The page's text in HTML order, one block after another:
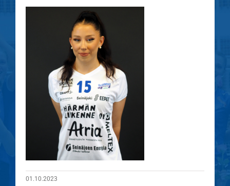
01.10.2023